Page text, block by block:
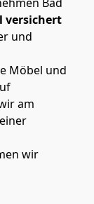
versichert
und
Möbel und
am
wir